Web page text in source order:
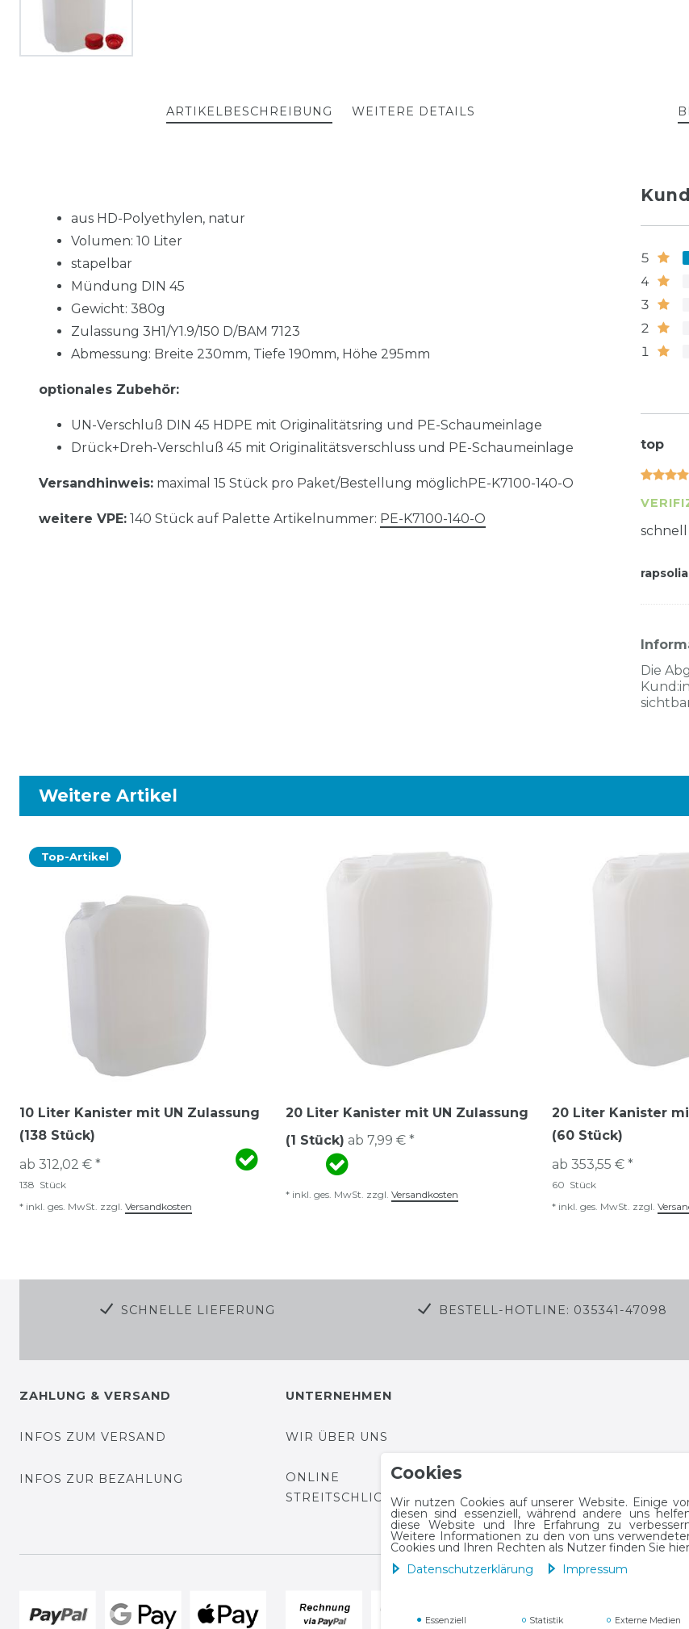
Cookies
Wir nutzen Cookies auf unserer Website. Einige
diesen sind essenziell, während andere uns
diese Website und Ihre Erfahrung zu
Weitere Informationen zu den von uns
Cookies und Ihren Rechten als Nutzer finden Sie
Daten­schutz­erklärung
Impressum
Essenziell Statistik Externe Medien
ARTIKELBESCHREIBUNG WEITERE DETAILS
aus HD-Polyethylen, natur
Volumen: 10 Liter
stapelbar
Mündung DIN 45
Gewicht: 380g
Zulassung 3H1/Y1.9/150 D/BAM 7123
Abmessung: Breite 230mm, Tiefe 190mm, Höhe 295mm
optionales Zubehör:
UN-Verschluß DIN 45 HDPE mit Originalitätsring und PE-Schaumeinlage
Drück+Dreh-Verschluß 45 mit Originalitätsverschluss und PE-Schaumeinlage
Versandhinweis: maximal 15 Stück pro Paket/Bestellung möglichPE-K7100-140-O
weitere VPE: 140 Stück auf Palette Artikelnummer: PE-K7100-140-O
5
4
3
2
1
top
rapsolia
Die
Weitere Artikel
Top-Artikel
10 Liter Kanister mit UN Zulassung
(138 Stück)
ab 312,02 € *
138 Stück
* inkl. ges. MwSt. zzgl. Versandkosten
20 Liter Kanister mit UN Zulassung
(1 Stück) ab 7,99 € *
* inkl. ges. MwSt. zzgl. Versandkosten
20 Liter Kanister
(60 Stück)
ab 353,55 € *
60 Stück
* inkl. ges. MwSt. zzgl.
SCHNELLE LIEFERUNG BESTELL-HOTLINE: 035341-47098
ZAHLUNG & VERSAND
INFOS ZUM VERSAND
INFOS ZUR BEZAHLUNG
UNTERNEHMEN
WIR ÜBER UNS
ONLINE
STREITSCHLICHTUNGSPLATTFORM